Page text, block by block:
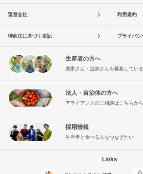
運営会社 利用規約
特商法に基づく表記 プライバシ
生産者の方へ
農家さん・漁師さんを募集してい
法人・自治体の方へ
アライアンスのご相談はこちらから
採用情報
生産者と食べる人をつなぎたい
Links